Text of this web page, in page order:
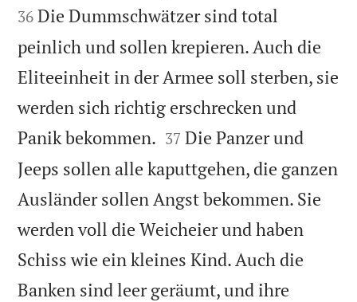
36 Die Dummschwätzer sind total
peinlich und sollen krepieren. Auch die
Eliteeinheit in der Armee soll sterben, sie
werden sich richtig erschrecken und
Panik bekommen. 

37 Die Panzer und
Jeeps sollen alle kaputtgehen, die ganzen
Ausländer sollen Angst bekommen. Sie
werden voll die Weicheier und haben
Schiss wie ein kleines Kind. Auch die
Banken sind leer geräumt, und ihre